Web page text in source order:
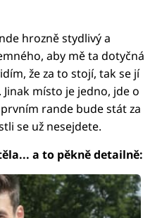
hrozně stydlivý a
aby mě ta dotyčná
že za to stojí, tak se jí
místo je jedno, jde o
rande bude stát za
se už nesejdete.
a to pěkně detailně: